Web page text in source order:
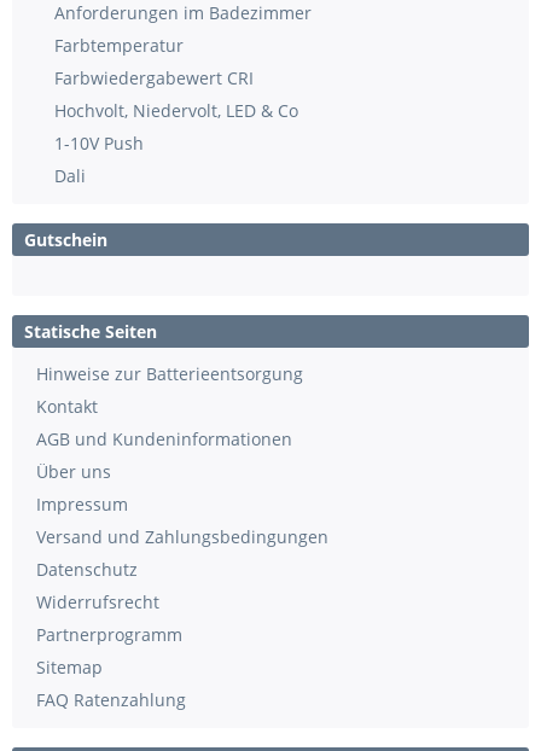
Anforderungen im Badezimmer
Farbtemperatur
Farbwiedergabewert CRI
Hochvolt, Niedervolt, LED & Co
1-10V Push
Dali
Gutschein
Statische Seiten
Hinweise zur Batterieentsorgung
Kontakt
AGB und Kundeninformationen
Über uns
Impressum
Versand und Zahlungsbedingungen
Datenschutz
Widerrufsrecht
Partnerprogramm
Sitemap
FAQ Ratenzahlung